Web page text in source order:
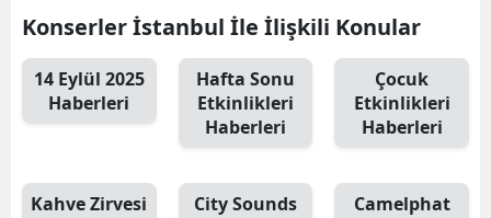
Konserler İstanbul İle İlişkili Konular
14 Eylül 2025
Haberleri
Hafta Sonu
Etkinlikleri
Haberleri
Çocuk
Etkinlikleri
Haberleri
Kahve Zirvesi
City Sounds
Camelphat